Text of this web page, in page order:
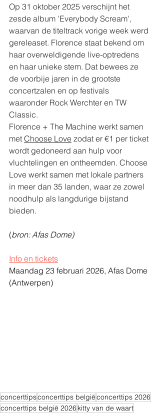
Op 31 oktober 2025 verschijnt het
zesde album 'Everybody Scream',
waarvan de titeltrack vorige week werd
gereleaset. Florence staat bekend om
haar overweldigende live-optredens
en haar unieke stem. Dat bewees ze
de voorbije jaren in de grootste
concertzalen en op festivals
waaronder Rock Werchter en TW
Classic.
Florence + The Machine werkt samen
met Choose Love zodat er €1 per ticket
wordt gedoneerd aan hulp voor
vluchtelingen en ontheemden. Choose
Love werkt samen met lokale partners
in meer dan 35 landen, waar ze zowel
noodhulp als langdurige bijstand
bieden.
(bron: Afas Dome)
Info en tickets
Maandag 23 februari 2026, Afas Dome
(Antwerpen)
concerttipsconcerttips belgiëconcerttips 2026
concerttips belgië 2026kitty van de waart